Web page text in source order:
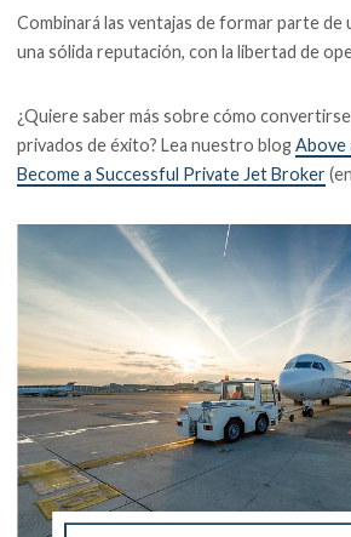
Combinará las ventajas de formar parte de
una sólida reputación, con la libertad de
¿Quiere saber más sobre cómo
privados de éxito? Lea nuestro blogAbove
Become a Successful Private Jet Broker